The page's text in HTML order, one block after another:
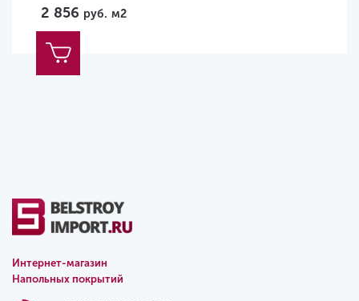
2 856 руб. м2
Интернет-магазин
Напольных покрытий